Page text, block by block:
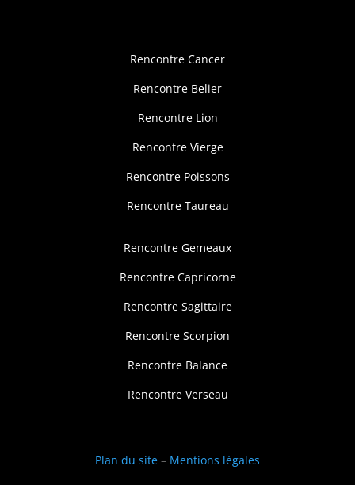
Rencontre Cancer
Rencontre Belier
Rencontre Lion
Rencontre Vierge
Rencontre Poissons
Rencontre Taureau
Rencontre Gemeaux
Rencontre Capricorne
Rencontre Sagittaire
Rencontre Scorpion
Rencontre Balance
Rencontre Verseau
Plan du site– Mentions légales